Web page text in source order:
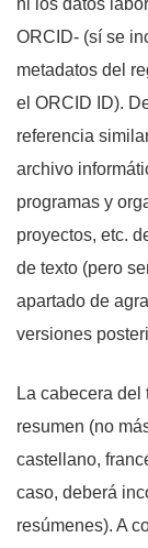
ni los datos
ORCID- (sí se
metadatos del
el ORCID ID).
referencia
archivo
programas y
proyectos, etc.
de texto (pero
apartado de
versiones
La cabecera
resumen (no
castellano,
caso, deberá
resúmenes). A